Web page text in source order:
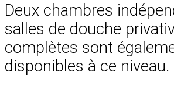
Deux chambres
salles de douche
complètes sont
disponibles à ce niveau.